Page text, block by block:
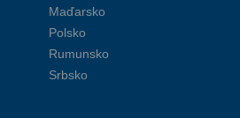
Maďarsko
Polsko
Rumunsko
Srbsko